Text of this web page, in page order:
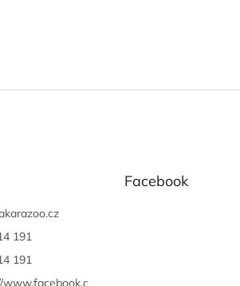
191
191
www.facebook.c
Facebook